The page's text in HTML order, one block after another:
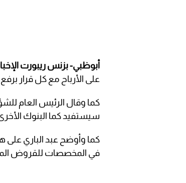
أبوظبي- بزنس ريبورت
على الأرباح مع كل قرار برفع الفائدة
كما وقال الرئيس العام
سيستفيد كما البنوك
كما وأوضح عبد الباري على
في المخصصات للقروض